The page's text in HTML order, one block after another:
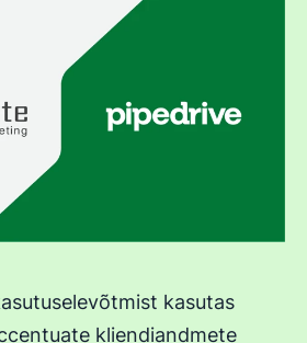
kasutas
kliendiandmete